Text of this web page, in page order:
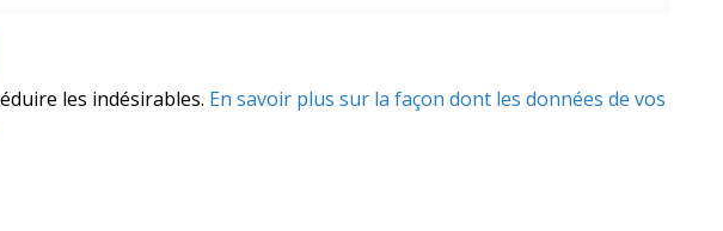
les indésirables. En savoir plus sur la façon dont les données de vos